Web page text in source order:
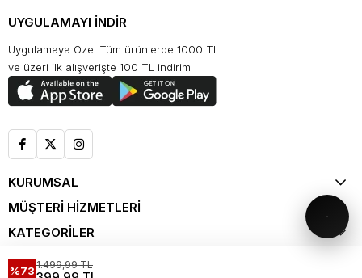
UYGULAMAYI İNDİR
Uygulamaya Özel Tüm ürünlerde 1000 TL
ve üzeri ilk alışverişte 100 TL indirim
KURUMSAL
MÜŞTERİ HİZMETLERİ
KATEGORİLER
ALIŞVERİŞ
%73 1.499,99 TL